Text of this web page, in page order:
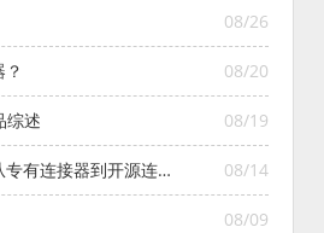
08/26
08/20
08/19
综述
08/14
有连接器到开源连接
08/09